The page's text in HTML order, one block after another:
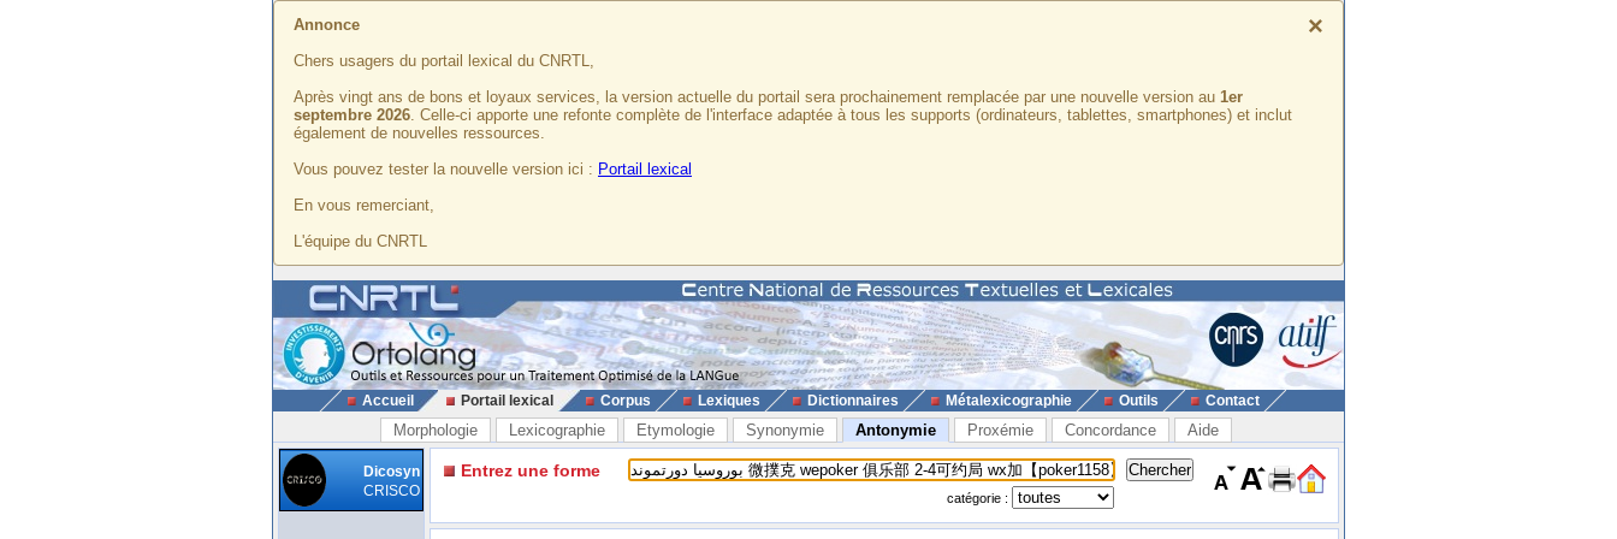
×
Annonce
Chers usagers du portail lexical du CNRTL,
Après vingt ans de bons et loyaux services, la version actuelle du portail sera prochainement remplacée par une nouvelle version au 1er
septembre 2026. Celle-ci apporte une refonte complète de l'interface adaptée à tous les supports (ordinateurs, tablettes, smartphones) et inclut
également de nouvelles ressources.
Vous pouvez tester la nouvelle version ici : Portail lexical
En vous remerciant,
L'équipe du CNRTL
Accueil Portail lexical Corpus Lexiques Dictionnaires Métalexicographie Outils Contact
Morphologie Lexicographie Etymologie Synonymie Antonymie Proxémie Concordance Aide
Dicosyn
CRISCO
Entrez une forme
catégorie :